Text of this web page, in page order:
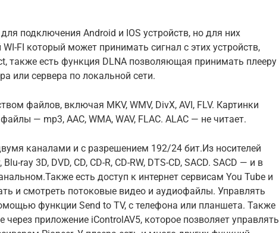
подключения Android и IOS устройств, но для них
FI который может принимать сигнал с этих устройств,
также есть функция DLNA позволяющая принимать плееру
или сервера по локальной сети.
файлов, включая MKV, WMV, DivX, AVI, FLV. Картинки
— mp3, AAC, WMA, WAV, FLAC. ALAC — не читает.
каналами и с разрешением 192/24 бит.Из носителей
ray 3D, DVD, CD, CD-R, CD-RW, DTS-CD, SACD. SACD — и в
есть доступ к интернет сервисам You Tube и
и смотреть потоковые видео и аудиофайлы. Управлять
функции Send to TV, с телефона или планшета. Также
через приложение iControlAV5, которое позволяет управлять